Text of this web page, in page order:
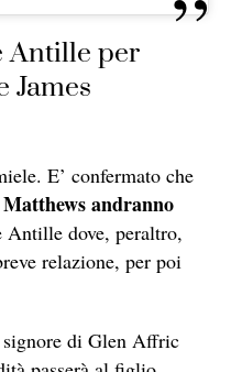
Antille per
James
E’ confermato che
andranno
Antille dove, peraltro,
relazione, per poi
di Glen Affric